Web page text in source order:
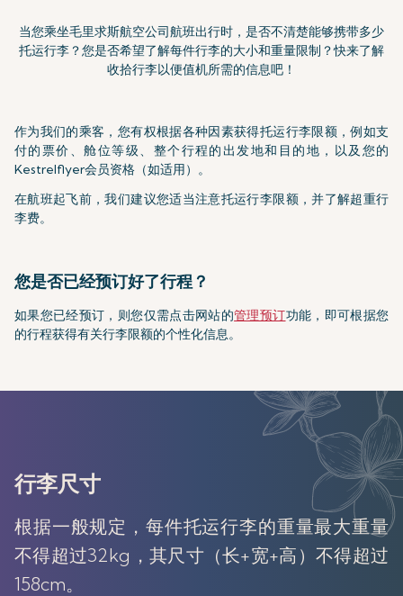
当您乘坐毛里求斯航空公司航班出行时，是否不清楚能够携带多少
托运行李？您是否希望了解每件行李的大小和重量限制？快来了解
收拾行李以便值机所需的信息吧！
作为我们的乘客，您有权根据各种因素获得托运行李限额，例如支
付的票价、舱位等级、整个行程的出发地和目的地，以及您的
Kestrelflyer会员资格（如适用）。
在航班起飞前，我们建议您适当注意托运行李限额，并了解超重行
李费。
您是否已经预订好了行程？
如果您已经预订，则您仅需点击网站的管理预订功能，即可根据您
的行程获得有关行李限额的个性化信息。
行李尺寸
根据一般规定，每件托运行李的重量最大重量
不得超过32kg，其尺寸（长+宽+高）不得超过
158cm。